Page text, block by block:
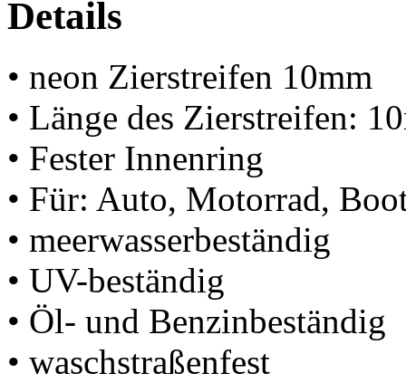
Details
• neon Zierstreifen 10mm
• Länge des Zierstreifen:
• Fester Innenring
• Für: Auto, Motorrad,
• meerwasserbeständig
• UV-beständig
• Öl- und Benzinbeständig
• waschstraßenfest